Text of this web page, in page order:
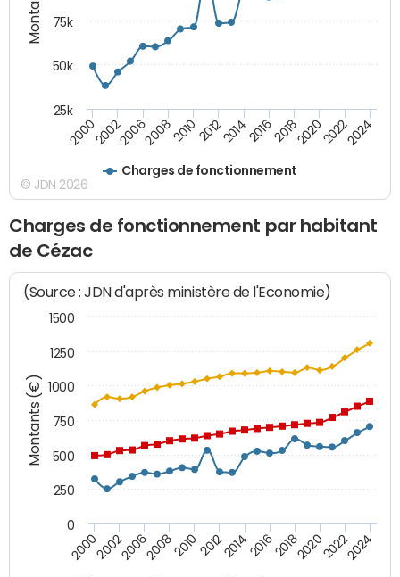
Charges de fonctionnement
200020022006200820102012201420162018202020222024
25k
50k
75k
© JDN 2026
Charges de fonctionnement par habitant
de Cézac
Montants (€)
(Source : JDN d'après ministère de l'Economie)
200020022006200820102012201420162018202020222024
0
250
500
750
1000
1250
1500